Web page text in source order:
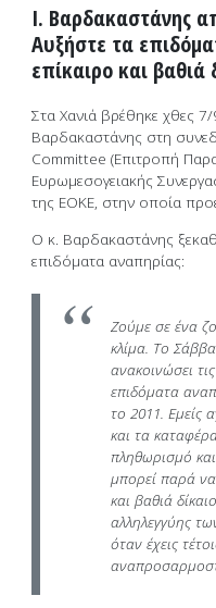
I. Βαρδακαστάνης
Αυξήστε τα
επίκαιρο και βαθιά
Στα Χανιά βρέθηκε χθες
Βαρδακαστάνης στη
Committee (Επιτροπή
Ευρωμεσογειακής
της ΕΟΚΕ, στην οποία
Ο κ. Βαρδακαστάνης
επιδόματα αναπηρίας:
Ζούμε σε ένα
κλίμα. Το
ανακοινώσει
επιδόματα
το 2011. Εμείς
και τα
πληθωρισμό
μπορεί παρά να
και βαθιά
αλληλεγγύης
όταν έχεις